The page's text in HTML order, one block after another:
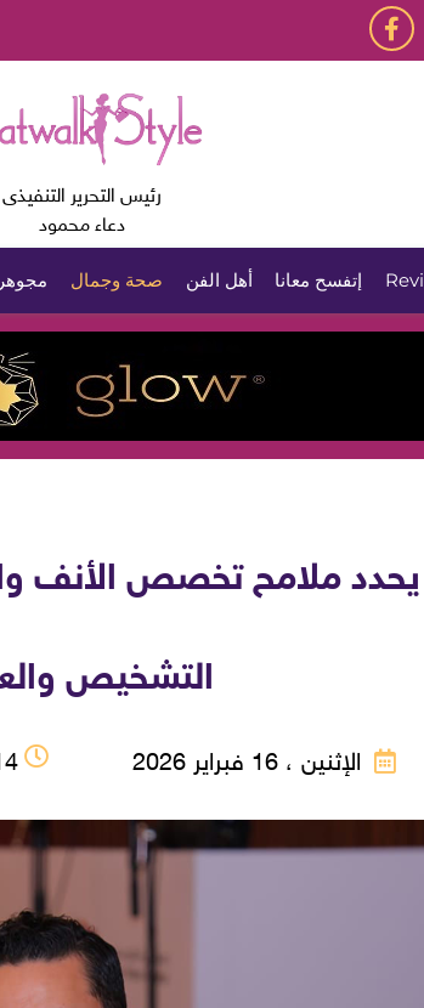
رئيس التحرير التنفيذى
دعاء محمود
إتفسح معانا أهل الفن صحة وجمال
ملامح تخصص الأنف
التشخيص
الإثنين ، 16 فبراير 2026